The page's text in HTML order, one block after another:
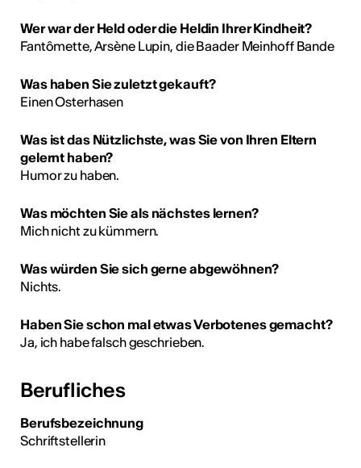
Wer war der Held oder die Heldin Ihrer Kindheit?
Fantômette, Arsène Lupin, die Baader Meinhoff Bande
Was haben Sie zuletzt gekauft?
Einen Osterhasen
Was ist das Nützlichste, was Sie von Ihren Eltern
gelernt haben?
Humor zu haben.
Was möchten Sie als nächstes lernen?
Mich nicht zu kümmern.
Was würden Sie sich gerne abgewöhnen?
Nichts.
Haben Sie schon mal etwas Verbotenes gemacht?
Ja, ich habe falsch geschrieben.
Berufliches
Berufsbezeichnung
Schriftstellerin